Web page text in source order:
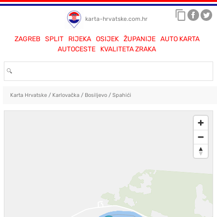
karta-hrvatske.com.hr
ZAGREB SPLIT RIJEKA OSIJEK ŽUPANIJE
AUTO KARTA
AUTOCESTE
KVALITETA ZRAKA
Karta Hrvatske/ Karlovačka/ Bosiljevo/ Spahići